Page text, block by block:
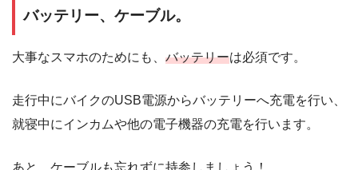
バッテリー、ケーブル。
大事なスマホのためにも、 バッテリーは必須です。
走行中にバイクのUSB電源からバッテリーへ充電を行い、
就寝中にインカムや他の電子機器の充電を行います。